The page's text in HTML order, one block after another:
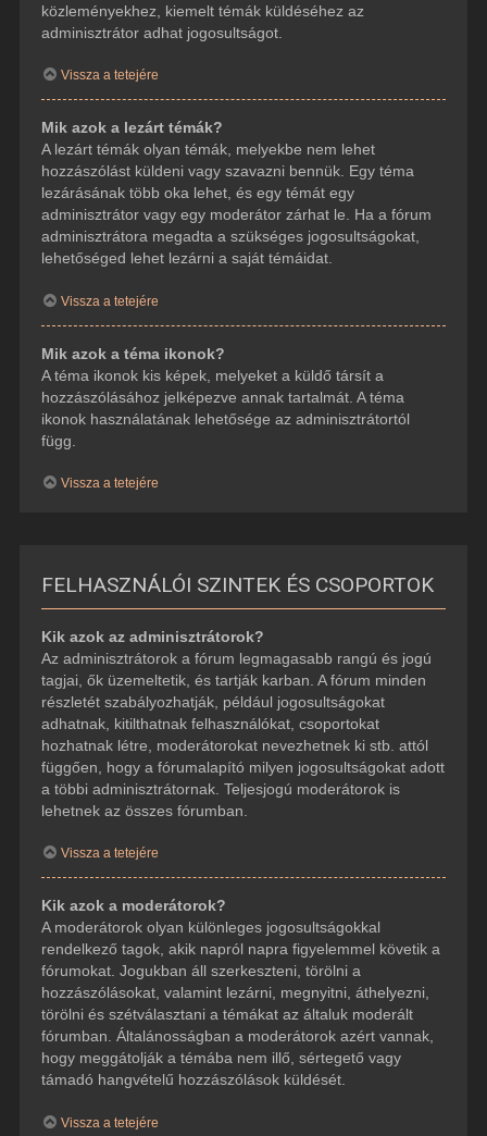
közleményekhez, kiemelt témák küldéséhez az
adminisztrátor adhat jogosultságot.
Vissza a tetejére
Mik azok a lezárt témák?
A lezárt témák olyan témák, melyekbe nem lehet
hozzászólást küldeni vagy szavazni bennük. Egy téma
lezárásának több oka lehet, és egy témát egy
adminisztrátor vagy egy moderátor zárhat le. Ha a fórum
adminisztrátora megadta a szükséges jogosultságokat,
lehetőséged lehet lezárni a saját témáidat.
Vissza a tetejére
Mik azok a téma ikonok?
A téma ikonok kis képek, melyeket a küldő társít a
hozzászólásához jelképezve annak tartalmát. A téma
ikonok használatának lehetősége az adminisztrátortól
függ.
Vissza a tetejére
FELHASZNÁLÓI SZINTEK ÉS CSOPORTOK
Kik azok az adminisztrátorok?
Az adminisztrátorok a fórum legmagasabb rangú és jogú
tagjai, ők üzemeltetik, és tartják karban. A fórum minden
részletét szabályozhatják, például jogosultságokat
adhatnak, kitilthatnak felhasználókat, csoportokat
hozhatnak létre, moderátorokat nevezhetnek ki stb. attól
függően, hogy a fórumalapító milyen jogosultságokat adott
a többi adminisztrátornak. Teljesjogú moderátorok is
lehetnek az összes fórumban.
Vissza a tetejére
Kik azok a moderátorok?
A moderátorok olyan különleges jogosultságokkal
rendelkező tagok, akik napról napra figyelemmel követik a
fórumokat. Jogukban áll szerkeszteni, törölni a
hozzászólásokat, valamint lezárni, megnyitni, áthelyezni,
törölni és szétválasztani a témákat az általuk moderált
fórumban. Általánosságban a moderátorok azért vannak,
hogy meggátolják a témába nem illő, sértegető vagy
támadó hangvételű hozzászólások küldését.
Vissza a tetejére